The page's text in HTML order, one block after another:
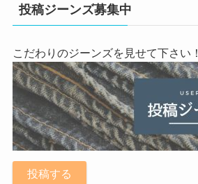
投稿ジーンズ募集中
こだわりのジーンズを見せて下さい！
投稿する